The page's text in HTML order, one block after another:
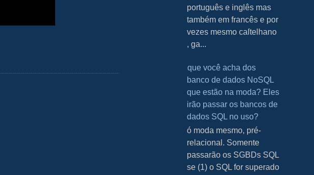
português e inglês mas
também em francês e por
vezes mesmo caſtelhano
, ga...
O que você acha dos
banco de dados NoSQL
que estão na moda? Eles
irão passar os bancos de
dados SQL no uso?
S ó moda mesmo, pré-
relacional. Somente
passarão os SGBDs SQL
se (1) o SQL for superado